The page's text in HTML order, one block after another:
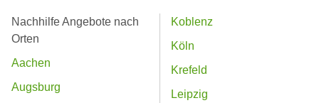
Nachhilfe Angebote nach
Orten
Aachen
Augsburg
Koblenz
Köln
Krefeld
Leipzig